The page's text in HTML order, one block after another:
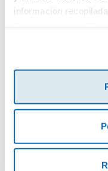
información
Envía tu opinión